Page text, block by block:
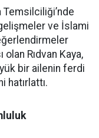
Temsilciliği’nde
ve İslami
olan Rıdvan Kaya,
bir ailenin ferdi
hatırlattı.